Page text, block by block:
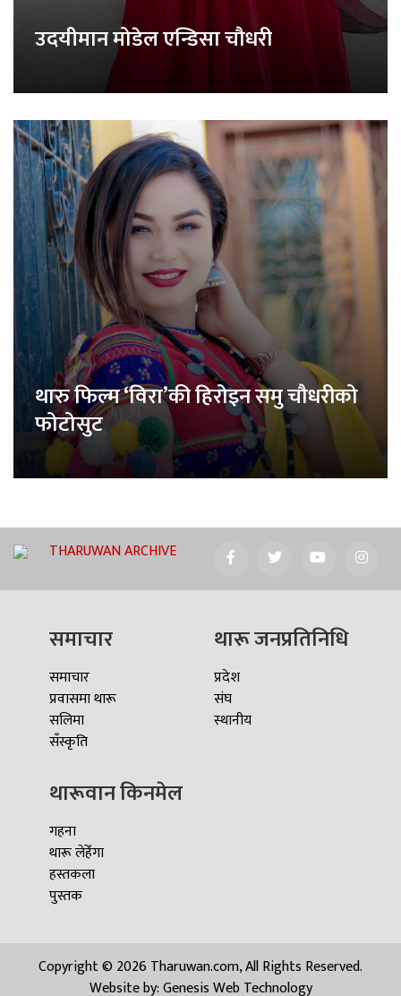
उदयीमान मोडेल एन्डिसा चौधरी
थारु फिल्म ‘विरा’की हिरोइन समु चौधरीको
फोटोसुट
THARUWAN ARCHIVE
समाचार
समाचार
प्रवासमा थारू
सलिमा
सँस्कृति
थारू जनप्रतिनिधि
प्रदेश
संघ
स्थानीय
थारूवान किनमेल
गहना
थारू लेहेँगा
हस्तकला
पुस्तक
Copyright © 2026 Tharuwan.com, All Rights Reserved.
Website by:Genesis Web Technology